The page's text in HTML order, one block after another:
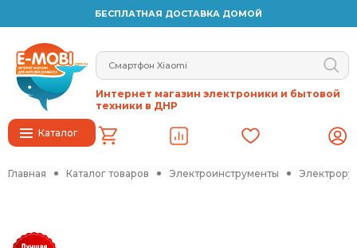
БЕСПЛАТНАЯ ДОСТАВКА ДОМОЙ
Каталог
Интернет магазин электроники и бытовой
техники в ДНР
Главная Каталог товаров Электроинструменты